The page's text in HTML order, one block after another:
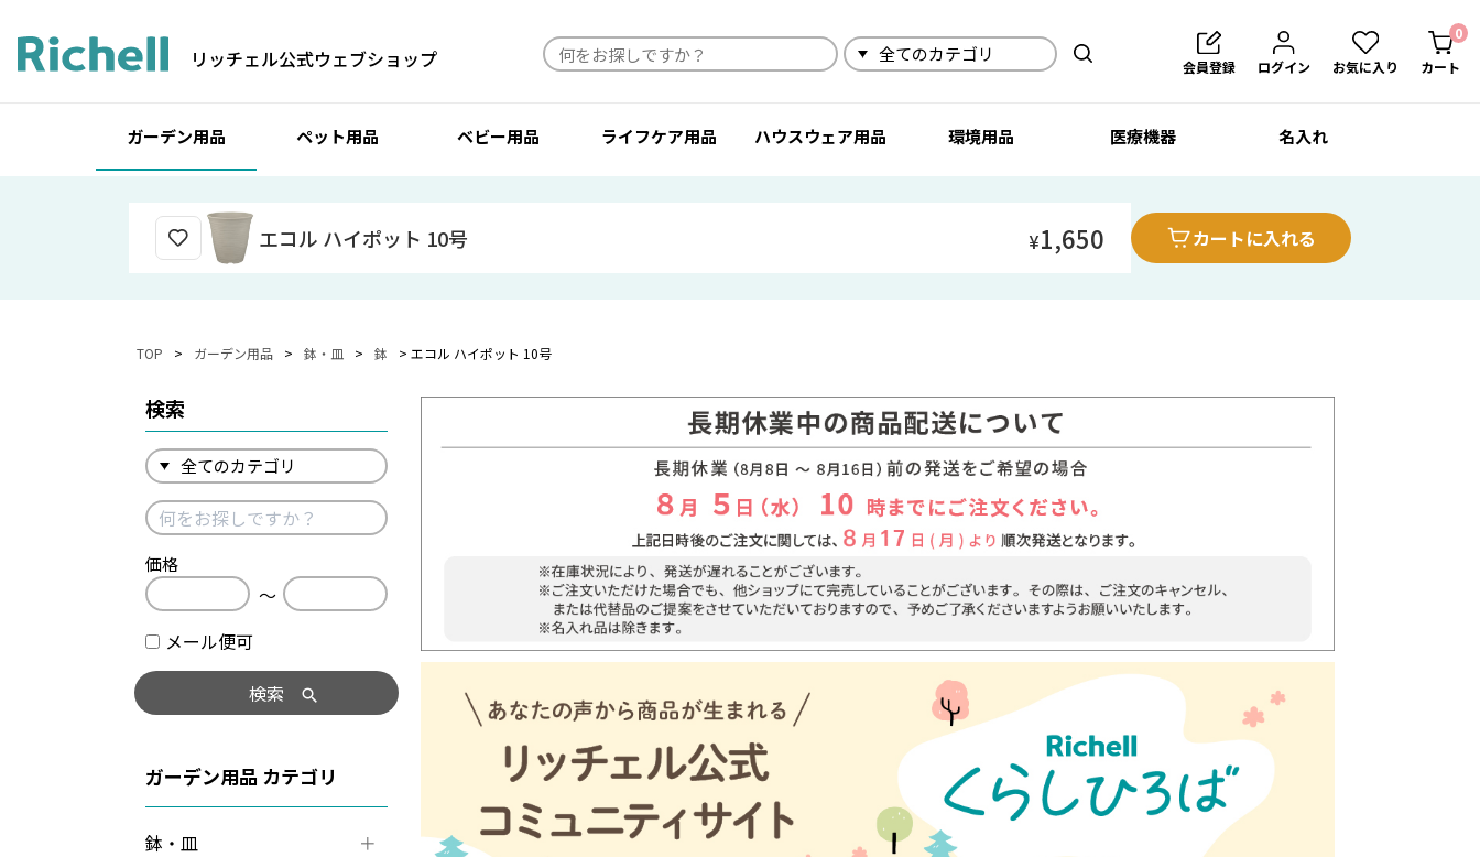
リッチェル公式ウェブショップ 検索 会員登録 ログイン お気に入り カート
0
ガーデン用品 ペット用品 ベビー用品 ライフケア用品 ハウスウェア用品 環境用品 医療機器 名入れ
エコル ハイポット 10号 ¥1,650 カートに入れる
TOP ガーデン用品 鉢・皿 鉢 エコル ハイポット 10号
検索
価格
〜
メール便可
検索
ガーデン用品
鉢・皿